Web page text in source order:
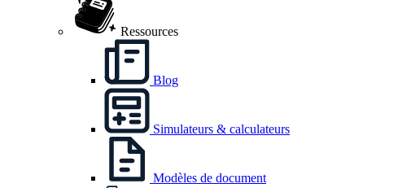
Ressources
Blog
Simulateurs & calculateurs
Modèles de document